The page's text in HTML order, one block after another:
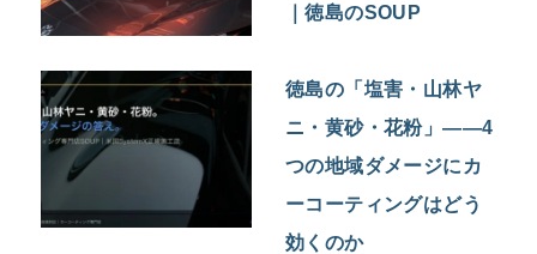
｜徳島のSOUP
徳島の「塩害・山林ヤ
ニ・黄砂・花粉」——4
つの地域ダメージにカ
ーコーティングはどう
効くのか